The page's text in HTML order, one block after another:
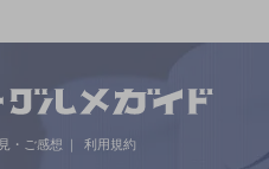
・ご感想 利用規約